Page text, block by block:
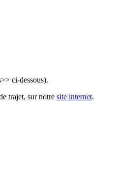
ci-dessous).
trajet, sur notre site internet.